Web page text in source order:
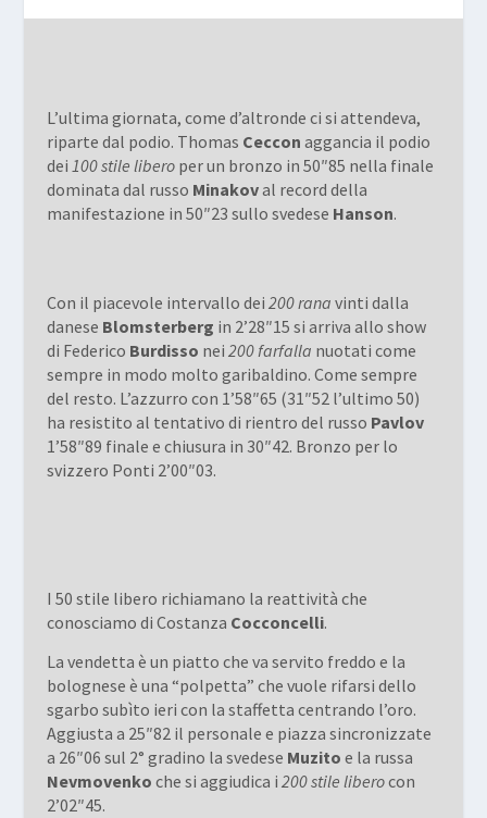
L’ultima giornata, come d’altronde ci si attendeva,
riparte dal podio. Thomas Ceccon aggancia il podio
dei 100 stile liberoper un bronzo in 50″85 nella finale
dominata dal russo Minakoval record della
manifestazione in 50″23 sullo svedese Hanson.
Con il piacevole intervallo dei 200 rana vinti dalla
danese Blomsterberg in 2’28″15 si arriva allo show
di Federico Burdisso nei 200 farfalla nuotati come
sempre in modo molto garibaldino. Come sempre
del resto. L’azzurro con 1’58″65 (31″52 l’ultimo 50)
ha resistito al tentativo di rientro del russo Pavlov
1’58″89 finale e chiusura in 30″42. Bronzo per lo
svizzero Ponti 2’00″03.
I 50 stile libero richiamano la reattività che
conosciamo di Costanza Cocconcelli.
La vendetta è un piatto che va servito freddo e la
bolognese è una “polpetta” che vuole rifarsi dello
sgarbo subìto ieri con la staffetta centrando l’oro.
Aggiusta a 25″82 il personale e piazza sincronizzate
a 26″06 sul 2° gradino la svedese Muzito e la russa
Nevmovenko che si aggiudica i 200 stile liberocon
2’02″45.